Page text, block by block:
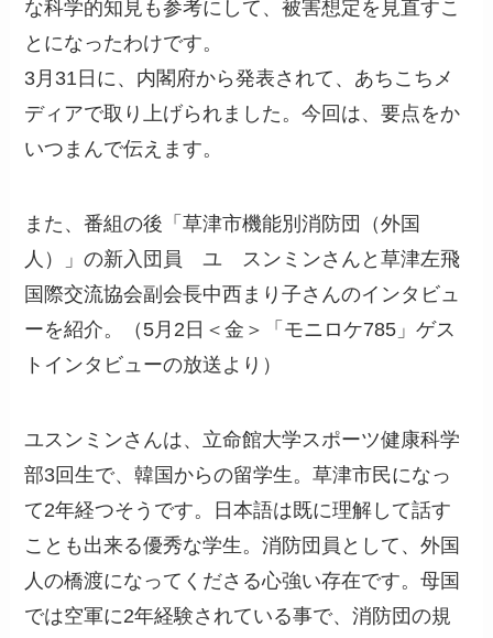
な科学的知見も参考にして、被害想定を見直すこ
とになったわけです。
3月31日に、内閣府から発表されて、あちこちメ
ディアで取り上げられました。今回は、要点をか
いつまんで伝えます。
また、番組の後「草津市機能別消防団（外国
人）」の新入団員 ユ スンミンさんと草津左飛
国際交流協会副会長中西まり子さんのインタビュ
ーを紹介。（5月2日＜金＞「モニロケ785」ゲス
トインタビューの放送より）
ユスンミンさんは、立命館大学スポーツ健康科学
部3回生で、韓国からの留学生。草津市民になっ
て2年経つそうです。日本語は既に理解して話す
ことも出来る優秀な学生。消防団員として、外国
人の橋渡になってくださる心強い存在です。母国
では空軍に2年経験されている事で、消防団の規